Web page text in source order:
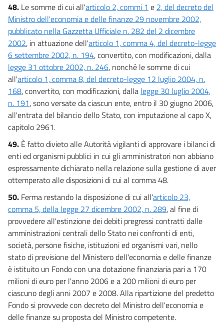
48. Le somme di cui all'articolo 2, commi 1 e 2, del decreto del
Ministro dell'economia e delle finanze 29 novembre 2002,
pubblicato nella Gazzetta Ufficiale n. 282 del 2 dicembre
2002, in attuazione dell'articolo 1, comma 4, del decreto-legge
6 settembre 2002, n. 194, convertito, con modificazioni, dalla
legge 31 ottobre 2002, n. 246, nonché le somme di cui
all'articolo 1, comma 8, del decreto-legge 12 luglio 2004, n.
168, convertito, con modificazioni, dalla legge 30 luglio 2004,
n. 191, sono versate da ciascun ente, entro il 30 giugno 2006,
all'entrata del bilancio dello Stato, con imputazione al capo X,
capitolo 2961.
49. È fatto divieto alle Autorità vigilanti di approvare i bilanci di
enti ed organismi pubblici in cui gli amministratori non abbiano
espressamente dichiarato nella relazione sulla gestione di aver
ottemperato alle disposizioni di cui al comma 48.
50. Ferma restando la disposizione di cui all'articolo 23,
comma 5, della legge 27 dicembre 2002, n. 289, al fine di
provvedere all'estinzione dei debiti pregressi contratti dalle
amministrazioni centrali dello Stato nei confronti di enti,
società, persone fisiche, istituzioni ed organismi vari, nello
stato di previsione del Ministero dell'economia e delle finanze
è istituito un Fondo con una dotazione finanziaria pari a 170
milioni di euro per l'anno 2006 e a 200 milioni di euro per
ciascuno degli anni 2007 e 2008. Alla ripartizione del predetto
Fondo si provvede con decreto del Ministro dell'economia e
delle finanze su proposta del Ministro competente.